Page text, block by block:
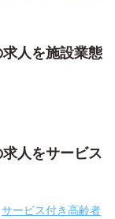
人を施設業態
人をサービス
サービス付き高齢者